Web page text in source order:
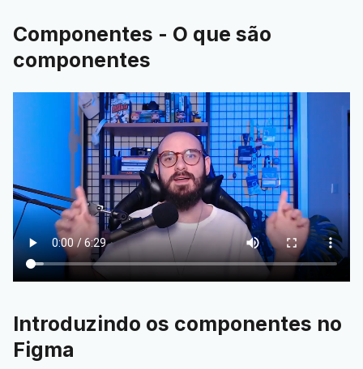
Componentes - O que são
componentes
Introduzindo os componentes no
Figma